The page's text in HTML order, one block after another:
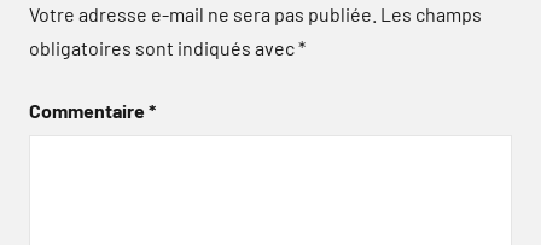
Votre adresse e-mail ne sera pas publiée. Les champs
obligatoires sont indiqués avec*
Commentaire*